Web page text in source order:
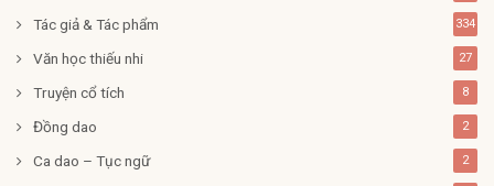
Tác giả & Tác phẩm 334
Văn học thiếu nhi 27
Truyện cổ tích 8
Đồng dao 2
Ca dao – Tục ngữ 2